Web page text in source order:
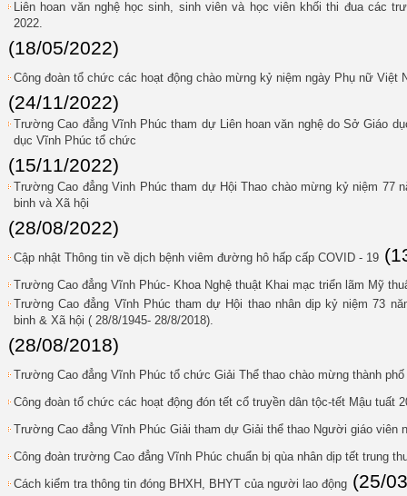
Liên hoan văn nghệ học sinh, sinh viên và học viên khối thi đua các
2022.
(18/05/2022)
Công đoàn tổ chức các hoạt động chào mừng kỷ niệm ngày Phụ nữ Việt
(24/11/2022)
Trường Cao đẳng Vĩnh Phúc tham dự Liên hoan văn nghệ do Sở Giáo
dục Vĩnh Phúc tổ chức
(15/11/2022)
Trường Cao đẳng Vinh Phúc tham dự Hội Thao chào mừng kỷ niệm 77
binh và Xã hội
(28/08/2022)
Cập nhật Thông tin về dịch bệnh viêm đường hô hấp cấp COVID - 19
Trường Cao đẳng Vĩnh Phúc- Khoa Nghệ thuật Khai mạc triển lãm Mỹ
Trường Cao đẳng Vĩnh Phúc tham dự Hội thao nhân dịp kỷ niệm 73
binh & Xã hội ( 28/8/1945- 28/8/2018).
(28/08/2018)
Trường Cao đẳng Vĩnh Phúc tổ chức Giải Thể thao chào mừng thành
Công đoàn tổ chức các hoạt động đón tết cổ truyền dân tộc-tết Mậu tuất
Trường Cao đẳng Vĩnh Phúc Giải tham dự Giải thể thao Người giáo viên
Công đoàn trường Cao đẳng Vĩnh Phúc chuẩn bị qùa nhân dịp tết trung
Cách kiểm tra thông tin đóng BHXH, BHYT của người lao động (25/